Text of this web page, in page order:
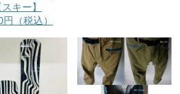
キー】
（税込）